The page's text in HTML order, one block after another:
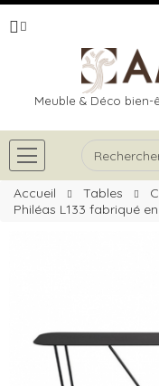
Meuble & Déco
Accueil Tables
Philéas L133 fabriqué